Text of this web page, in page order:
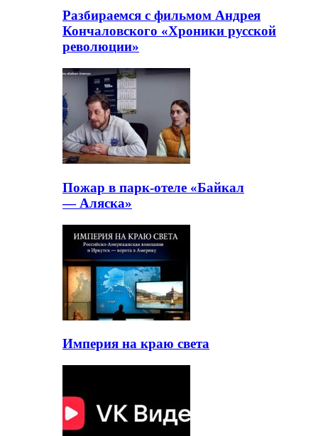
Разбираемся с фильмом Андрея
Кончаловского «Хроники русской
революции»
Пожар в парк-отеле «Байкал
— Аляска»
Империя на краю света